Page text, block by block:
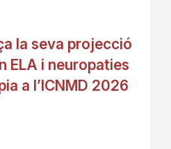
la seva projecció
ELA i neuropaties
a l’ICNMD 2026